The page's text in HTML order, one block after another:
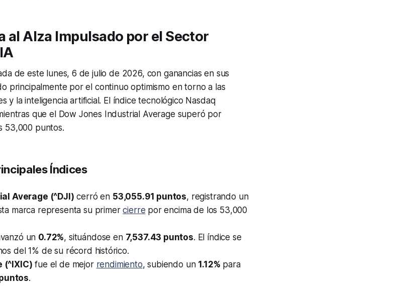
al Alza Impulsado por el Sector
de este lunes, 6 de julio de 2026, con ganancias en sus
principalmente por el continuo optimismo en torno a las
y la inteligencia artificial. El índice tecnológico Nasdaq
que el Dow Jones Industrial Average superó por
53,000 puntos.
Índices
Average (^DJI) cerró en 53,055.91 puntos, registrando un
marca representa su primercierre por encima de los 53,000
un 0.72%, situándose en 7,537.43 puntos. El índice se
del 1% de su récord histórico.
(^IXIC) fue el de mejor rendimiento, subiendo un 1.12% para
.